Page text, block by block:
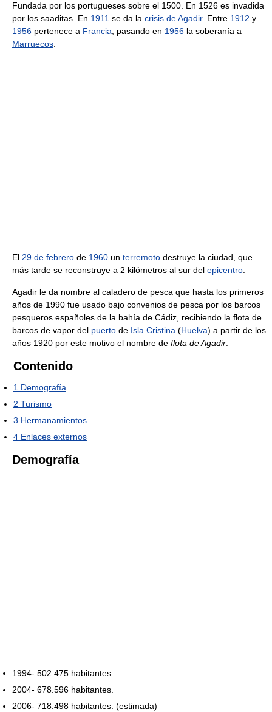
Fundada por los portugueses sobre el 1500. En 1526 es invadida
por los saaditas. En 1911 se da la crisis de Agadir. Entre 1912 y
1956 pertenece a Francia, pasando en 1956 la soberanía a
Marruecos.
El 29 de febrero de 1960 un terremoto destruye la ciudad, que
más tarde se reconstruye a 2 kilómetros al sur del epicentro.
Agadir le da nombre al caladero de pesca que hasta los primeros
años de 1990 fue usado bajo convenios de pesca por los barcos
pesqueros españoles de la bahía de Cádiz, recibiendo la flota de
barcos de vapor del puerto de Isla Cristina (Huelva) a partir de los
años 1920 por este motivo el nombre de flota de Agadir.
Contenido
1 Demografía
2 Turismo
3 Hermanamientos
4 Enlaces externos
Demografía
1994- 502.475 habitantes.
2004- 678.596 habitantes.
2006- 718.498 habitantes. (estimada)